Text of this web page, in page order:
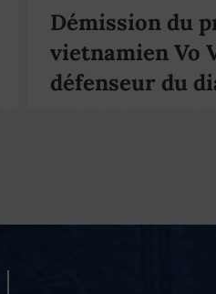
Démission du
vietnamien Vo
défenseur du